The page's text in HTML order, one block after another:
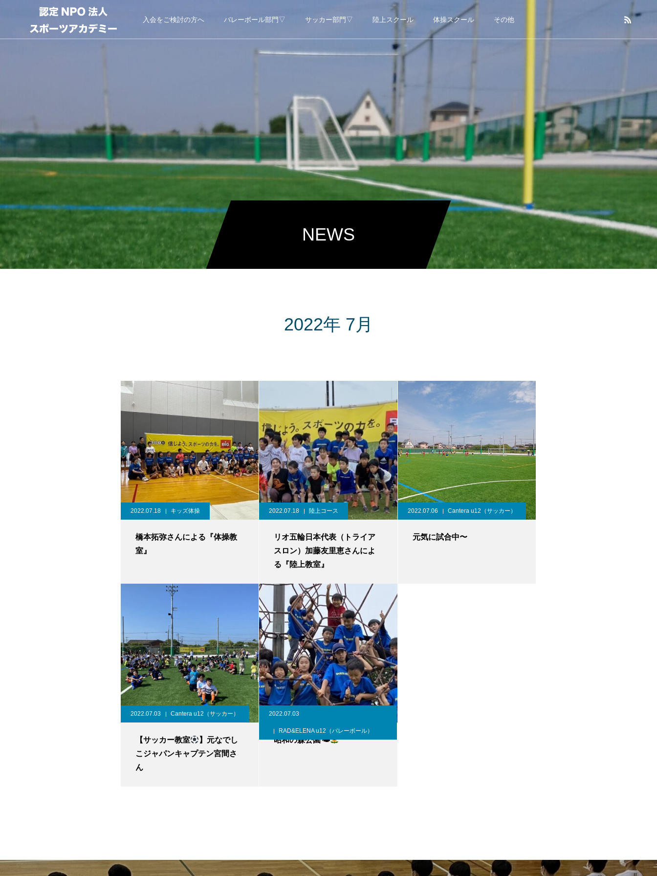
入会をご検討の方へ バレーボール部門▽ サッカー部門▽ 陸上スクール 体操スクール その他
NEWS
2022年 7月
2022.07.18 キッズ体操
橋本拓弥さんによる『体操教
室』
2022.07.18 陸上コース
リオ五輪日本代表（トライア
スロン）加藤友里恵さんによ
る『陸上教室』
2022.07.06 Cantera u12（サッカー）
元気に試合中〜
2022.07.03 Cantera u12（サッカー）
【サッカー教室
】元なでし
こジャパンキャプテン宮間さ
ん
2022.07.03
RAD&ELENA u12（バレーボール）
昭和の森公園🌤